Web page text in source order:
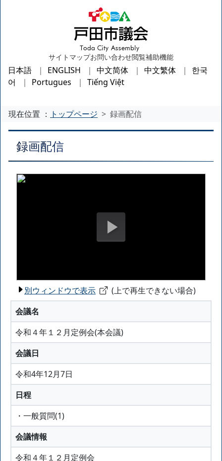
サイトマップお問い合わせ閲覧補助機能
日本語 ENGLISH 中文简体 中文繁体
한국
어
Portugues Tiếng Việt
現在位置 ： トップページ 録画配信
録画配信
別ウィンドウで表示
(上で再生できない場合)
会議名
令和４年１２月定例会(本会議)
会議日
令和4年12月7日
日程
・一般質問(1)
会議情報
令和４年１２月定例会